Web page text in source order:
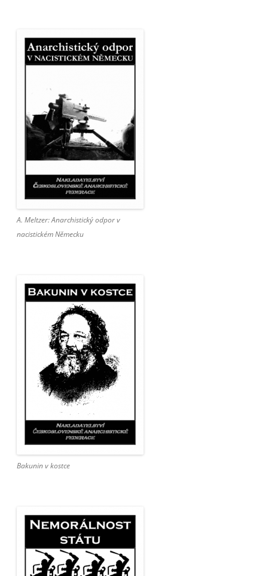
A. Meltzer: Anarchistický odpor v
nacistickém Německu
Bakunin v kostce